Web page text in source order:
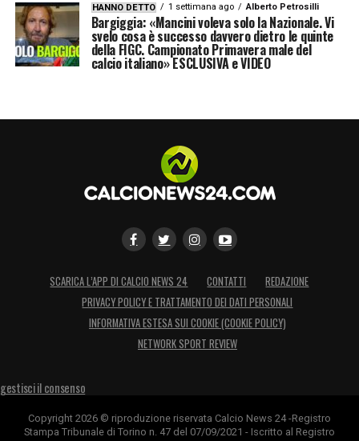
HANNO DETTO 1 settimana ago Alberto Petrosilli
Bargiggia: «Mancini voleva solo la Nazionale. Vi
svelo cosa è successo davvero dietro le quinte
della FIGC. Campionato Primavera male del
calcio italiano» ESCLUSIVA e VIDEO
SCARICA L’APP DI CALCIO NEWS 24 CONTATTI
REDAZIONE
PRIVACY POLICY E TRATTAMENTO DEI DATI PERSONALI
INFORMATIVA ESTESA SUI COOKIE (COOKIE POLICY)
NETWORK SPORT REVIEW
gestisci il consenso
Copyright 2026 © riproduzione riservata Calcio News 24 -Registro
Stampa Tribunale di Torino n. 47 del 07/09/2021 - Iscritto al Registro